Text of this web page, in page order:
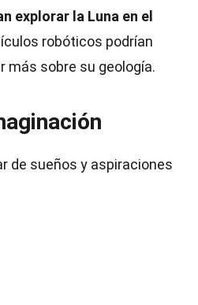
explorar la Luna en el
robóticos podrían
más sobre su geología.
de sueños y aspiraciones